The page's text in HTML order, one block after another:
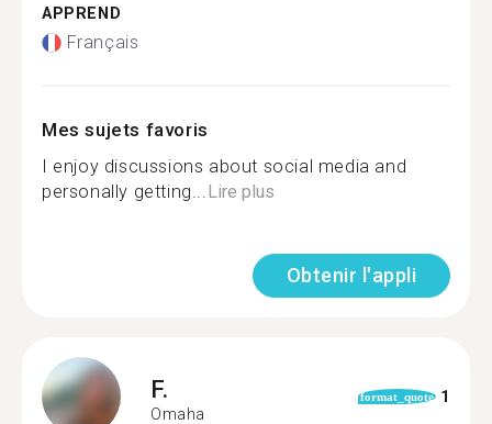
APPREND
Français
Mes sujets favoris
I enjoy discussions about social media and
personally getting...Lire plus
Obtenir l'appli
F.
Omaha
format_quote 1